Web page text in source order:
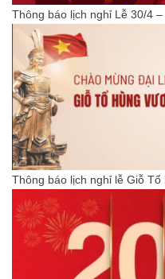
Thông báo lịch nghỉ Lễ 30/4 –
Thông báo lịch nghỉ lễ Giỗ Tổ